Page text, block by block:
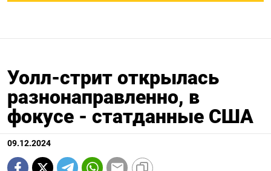
Уолл-стрит открылась
разнонаправленно, в
фокусе - статданные США
09.12.2024